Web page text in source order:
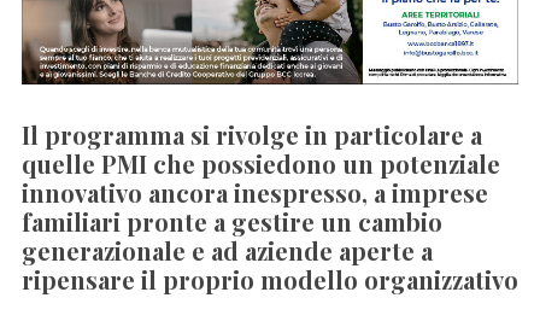
Il programma si rivolge in particolare a
quelle PMI che possiedono un potenziale
innovativo ancora inespresso, a imprese
familiari pronte a gestire un cambio
generazionale e ad aziende aperte a
ripensare il proprio modello organizzativo